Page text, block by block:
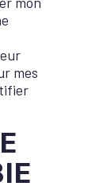
mes